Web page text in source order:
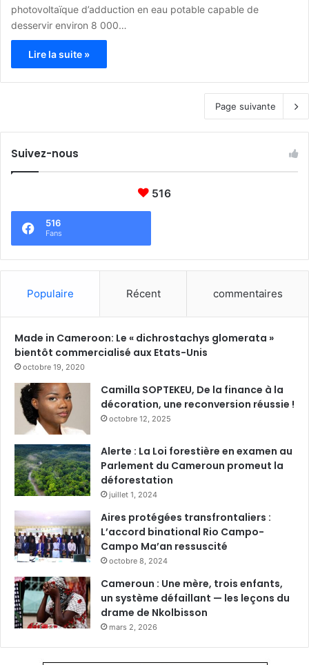
photovoltaïque d’adduction en eau potable capable de
desservir environ 8 000…
Lire la suite »
Page suivante
Suivez-nous
516
516
Fans
Populaire Récent commentaires
Made in Cameroon: Le « dichrostachys glomerata »
bientôt commercialisé aux Etats-Unis
octobre 19, 2020
Camilla SOPTEKEU, De la finance à la
décoration, une reconversion réussie !
octobre 12, 2025
Alerte : La Loi forestière en examen au
Parlement du Cameroun promeut la
déforestation
juillet 1, 2024
Aires protégées transfrontaliers :
L’accord binational Rio Campo-
Campo Ma’an ressuscité
octobre 8, 2024
Cameroun : Une mère, trois enfants,
un système défaillant — les leçons du
drame de Nkolbisson
mars 2, 2026